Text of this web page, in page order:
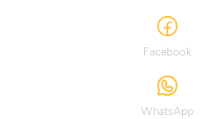
Facebook
WhatsApp